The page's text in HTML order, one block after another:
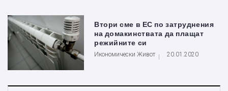
Втори сме в ЕС по затруднения
на домакинствата да плащат
режийните си
Икономически Живот 20.01.2020